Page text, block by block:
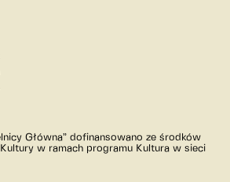
Główna” dofinansowano ze środków
w ramach programu Kultura w sieci